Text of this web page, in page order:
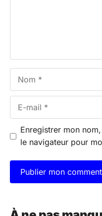
Enregistrer mon
le navigateur pour